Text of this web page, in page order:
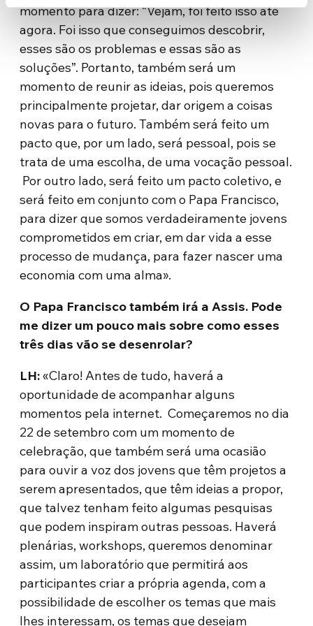
momento para dizer: “Vejam, foi feito isso até
agora. Foi isso que conseguimos descobrir,
esses são os problemas e essas são as
soluções”. Portanto, também será um
momento de reunir as ideias, pois queremos
principalmente projetar, dar origem a coisas
novas para o futuro. Também será feito um
pacto que, por um lado, será pessoal, pois se
trata de uma escolha, de uma vocação pessoal.
Por outro lado, será feito um pacto coletivo, e
será feito em conjunto com o Papa Francisco,
para dizer que somos verdadeiramente jovens
comprometidos em criar, em dar vida a esse
processo de mudança, para fazer nascer uma
economia com uma alma».
O Papa Francisco também irá a Assis. Pode
me dizer um pouco mais sobre como esses
três dias vão se desenrolar?
LH:«Claro! Antes de tudo, haverá a
oportunidade de acompanhar alguns
momentos pela internet. Começaremos no dia
22 de setembro com um momento de
celebração, que também será uma ocasião
para ouvir a voz dos jovens que têm projetos a
serem apresentados, que têm ideias a propor,
que talvez tenham feito algumas pesquisas
que podem inspiram outras pessoas. Haverá
plenárias, workshops, queremos denominar
assim, um laboratório que permitirá aos
participantes criar a própria agenda, com a
possibilidade de escolher os temas que mais
lhes interessam, os temas que desejam